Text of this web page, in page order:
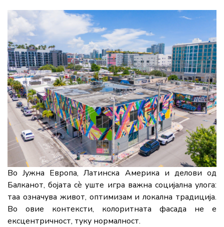
Во Јужна Европа, Латинска Америка и делови од
Балканот, бојата сè уште игра важна социјална улога:
таа означува живот, оптимизам и локална традиција.
Во овие контексти, колоритната фасада не е
ексцентричност, туку нормалност.